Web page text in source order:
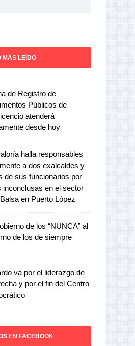
MÁS LEÍDO
de Registro de
Públicos de
atenderá
desde hoy
halla responsables
a dos exalcaldes y
de sus funcionarios por
inconclusas en el sector
en Puerto López
de los “NUNCA” al
de los de siempre
va por el liderazgo de
y por el fin del Centro
EN FACEBOOK